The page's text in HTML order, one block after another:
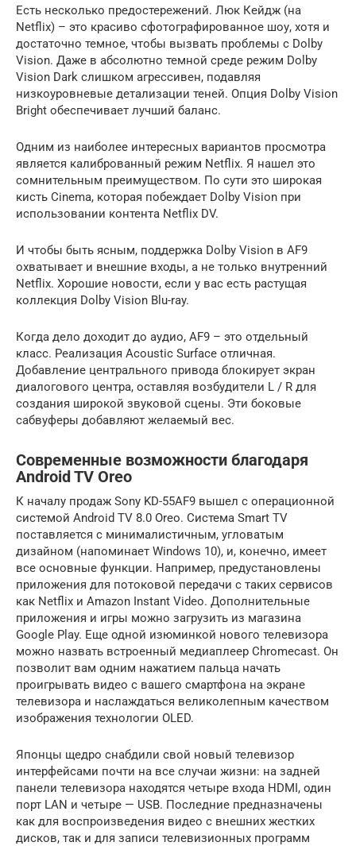
Есть несколько предостережений. Люк Кейдж (на
Netflix) – это красиво сфотографированное шоу, хотя и
достаточно темное, чтобы вызвать проблемы с Dolby
Vision. Даже в абсолютно темной среде режим Dolby
Vision Dark слишком агрессивен, подавляя
низкоуровневые детализации теней. Опция Dolby Vision
Bright обеспечивает лучший баланс.
Одним из наиболее интересных вариантов просмотра
является калиброванный режим Netflix. Я нашел это
сомнительным преимуществом. По сути это широкая
кисть Cinema, которая побеждает Dolby Vision при
использовании контента Netflix DV.
И чтобы быть ясным, поддержка Dolby Vision в AF9
охватывает и внешние входы, а не только внутренний
Netflix. Хорошие новости, если у вас есть растущая
коллекция Dolby Vision Blu-ray.
Когда дело доходит до аудио, AF9 – это отдельный
класс. Реализация Acoustic Surface отличная.
Добавление центрального привода блокирует экран
диалогового центра, оставляя возбудители L / R для
создания широкой звуковой сцены. Эти боковые
сабвуферы добавляют желаемый вес.
Современные возможности благодаря
Android TV Oreo
К началу продаж Sony KD-55AF9 вышел с операционной
системой Android TV 8.0 Oreo. Система Smart TV
поставляется с минималистичным, угловатым
дизайном (напоминает Windows 10), и, конечно, имеет
все основные функции. Например, предустановлены
приложения для потоковой передачи с таких сервисов
как Netflix и Amazon Instant Video. Дополнительные
приложения и игры можно загрузить из магазина
Google Play. Еще одной изюминкой нового телевизора
можно назвать встроенный медиаплеер Chromecast. Он
позволит вам одним нажатием пальца начать
проигрывать видео с вашего смартфона на экране
телевизора и наслаждаться великолепным качеством
изображения технологии OLED.
Японцы щедро снабдили свой новый телевизор
интерфейсами почти на все случаи жизни: на задней
панели телевизора находятся четыре входа HDMI, один
порт LAN и четыре — USB. Последние предназначены
как для воспроизведения видео с внешних жестких
дисков, так и для записи телевизионных программ